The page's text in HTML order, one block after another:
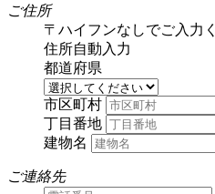
ご住所
〒 ハイフンなしでご入力
住所自動入力
都道府県
市区町村
丁目番地
建物名
ご連絡先